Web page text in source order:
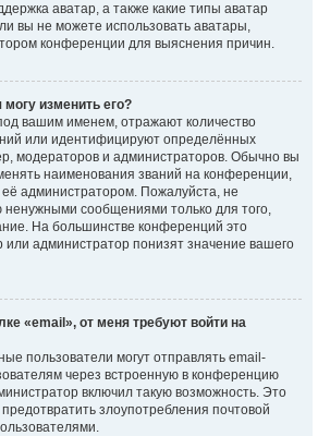
аватар, а также какие типы аватар
вы не можете использовать аватары,
конференции для выяснения причин.
могу изменить его?
вашим именем, отражают количество
или идентифицируют определённых
модераторов и администраторов. Обычно вы
наименования званий на конференции,
её администратором. Пожалуйста, не
сообщениями только для того,
На большинстве конференций это
администратор понизят значение вашего
«email», от меня требуют войти на
пользователи могут отправлять email-
через встроенную в конференцию
включил такую возможность. Это
злоупотребления почтовой